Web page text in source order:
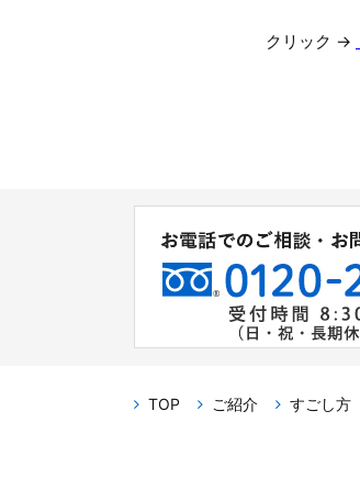
クリック →
TOP ご紹介 すごし方